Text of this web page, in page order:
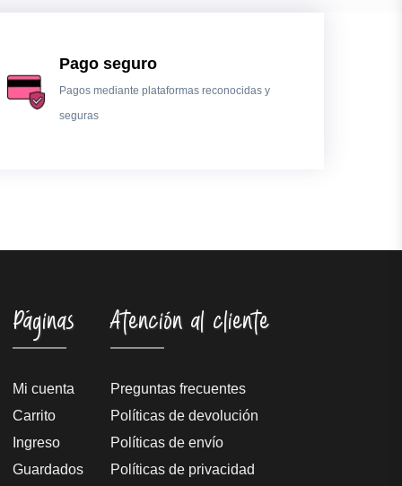
Pago seguro
Pagos mediante plataformas reconocidas y
seguras
Páginas
Mi cuenta
Carrito
Ingreso
Guardados
Atención al cliente
Preguntas frecuentes
Políticas de devolución
Políticas de envío
Políticas de privacidad